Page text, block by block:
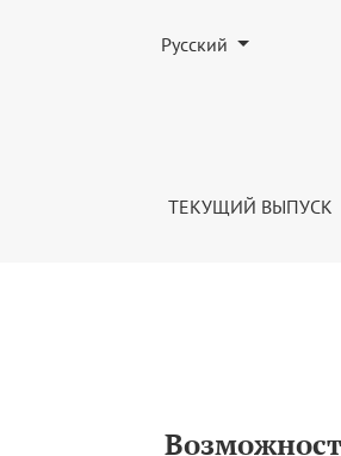
Возможности и
ТЕКУЩИЙ ВЫПУСК
Изменить язык.
Русский